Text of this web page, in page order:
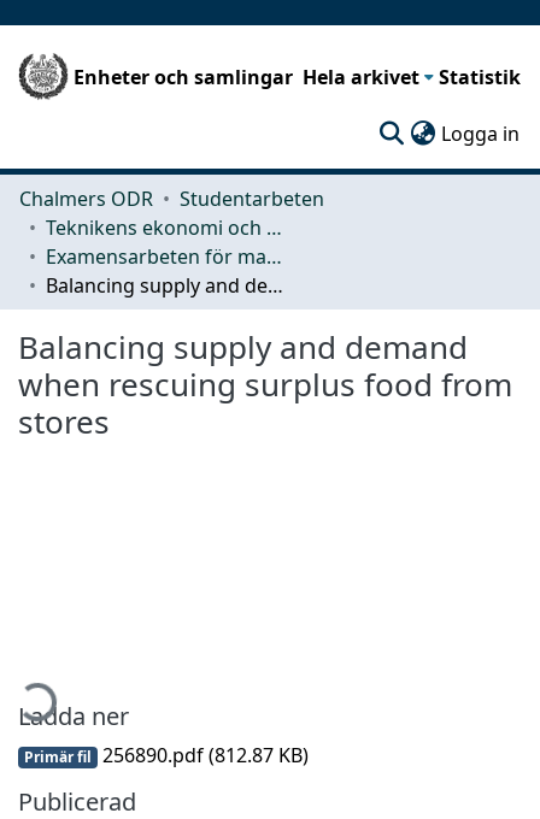
Enheter och samlingar Hela arkivet Statistik
Logga in
Chalmers ODR
Studentarbeten
Teknikens ekonomi och organisation
Examensarbeten för masterexamen
Balancing supply and demand when rescuing surplus food from stores
Balancing supply and demand
when rescuing surplus food from
stores
Ladda ner
Primär fil 256890.pdf(812.87 KB)
Publicerad